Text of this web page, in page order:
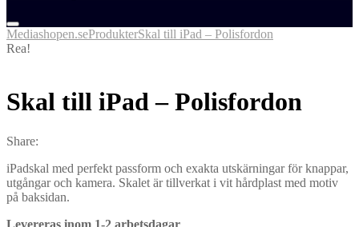
Mediashopen.seProdukterSkal till iPad – Polisfordon
Rea!
Skal till iPad – Polisfordon
Share:
iPadskal med perfekt passform och exakta utskärningar för knappar,
utgångar och kamera. Skalet är tillverkat i vit hårdplast med motiv
på baksidan.
Levereras inom 1-2 arbetsdagar